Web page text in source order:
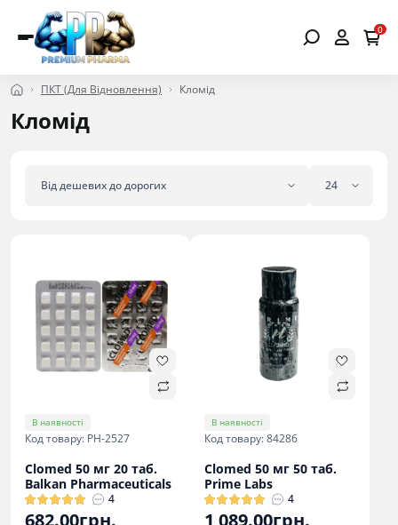
0
ПКТ (Для Відновлення) Кломід
Кломід
В наявності
Код товару: PH-2527
Clomed 50 мг 20 таб.
Balkan Pharmaceuticals
4
682.00грн.
В наявності
Код товару: 84286
Clomed 50 мг 50 таб.
Prime Labs
4
1 089.00грн.